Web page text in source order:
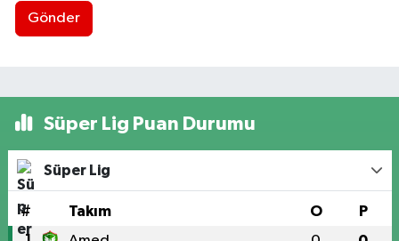
Gönder
Süper Lig Puan Durumu
Süper Lig
# Takım O P